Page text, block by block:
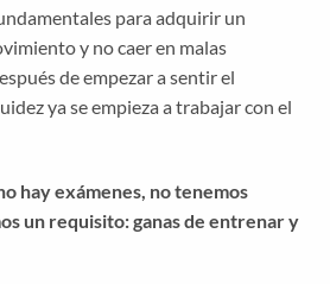
para adquirir un
y no caer en malas
de empezar a sentir el
ya se empieza a trabajar con el
hay exámenes, no tenemos
un requisito: ganas de entrenar y